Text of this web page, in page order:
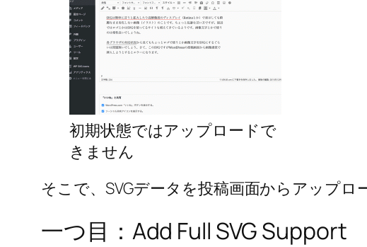
初期状態ではアップロードで
きません
そこで、SVGデータを投稿画面からアップ
一つ目：Add Full SVG Support